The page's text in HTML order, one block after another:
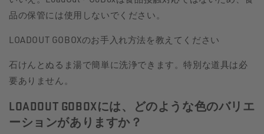
品の保管には使用しないでください。
LOADOUT GOBOXのお手入れ方法を教えてください
石けんとぬるま湯で簡単に洗浄できます。特別な道具は必
要ありません。
LOADOUT GOBOXには、どのような色のバリエ
ーションがありますか？